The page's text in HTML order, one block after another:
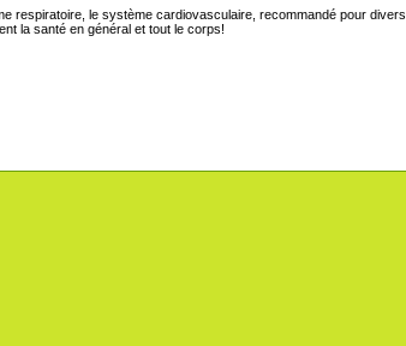
respiratoire, le système cardiovasculaire, recommandé pour divers
la santé en général et tout le corps!